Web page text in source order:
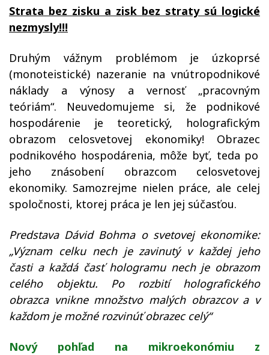
Strata bez zisku a zisk bez straty sú logické
nezmysly!!!
Druhým vážnym problémom je úzkoprsé
(monoteistické) nazeranie na vnútropodnikové
náklady a výnosy a vernosť „pracovným
teóriám“.
Neuvedomujeme si, že podnikové
hospodárenie
je teoretický, holografickým
obrazom celosvetovej ekonomiky! Obrazec
podnikového hospodárenia, môže byť, teda po
jeho znásobení obrazcom celosvetovej
ekonomiky. Samozrejme nielen práce, ale celej
spoločnosti, ktorej práca je len jej súčasťou.
Predstava Dávid Bohma o svetovej ekonomike:
„Význam celku nech je zavinutý v každej jeho
časti a každá časť hologramu nech je obrazom
celého objektu. Po rozbití holografického
obrazca vnikne množstvo malých obrazcov a v
každom je možné rozvinúť obrazec celý“
Nový pohľad na mikroekonómiu z